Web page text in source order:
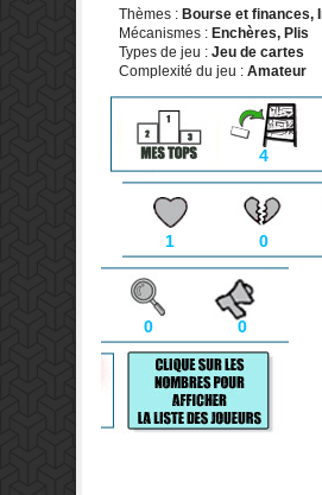
Thèmes : Bourse et finances,
Mécanismes : Enchères, Plis
Types de jeu : Jeu de cartes
Complexité du jeu : Amateur
4
1 0
0 0